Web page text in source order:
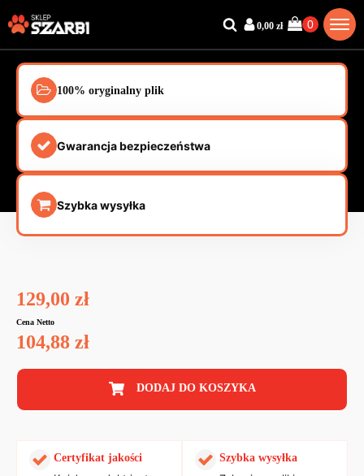
0,00 zł
100% oryginalny plik
Gwarancja bezpieczeństwa
Szybka wysyłka
129,00 zł
Cena Netto
104,88 zł
DODAJ DO KOSZYKA
Certyfikat jakości Szybka wysyłka